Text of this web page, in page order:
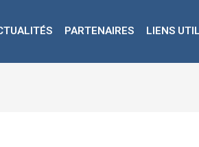
PARTENAIRES LIENS